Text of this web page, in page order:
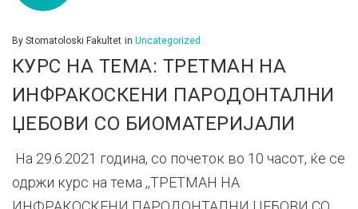
By Stomatoloski Fakultet in Uncategorized
КУРС НА ТЕМА: ТРЕТМАН НА
ИНФРАКОСКЕНИ ПАРОДОНТАЛНИ
ЏЕБОВИ СО БИОМАТЕРИЈАЛИ
На 29.6.2021 година, со почеток во 10 часот, ќе се
одржи курс на тема ,,ТРЕТМАН НА